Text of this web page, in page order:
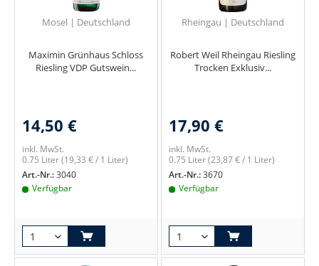
Mosel | Deutschland
Maximin Grünhaus Schloss
Riesling VDP Gutswein...
14,50 €
inkl. MwSt.
0.75 Liter(19,33 € / 1 Liter)
Art.-Nr.:3040
Verfügbar
Rheingau | Deutschland
Robert Weil Rheingau Riesling
Trocken Exklusiv...
17,90 €
inkl. MwSt.
0.75 Liter(23,87 € / 1 Liter)
Art.-Nr.:3670
Verfügbar